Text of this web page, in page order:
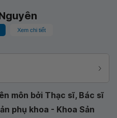
Xem chi tiết
môn bởi Thạc sĩ, Bác sĩ
phụ khoa - Khoa Sản